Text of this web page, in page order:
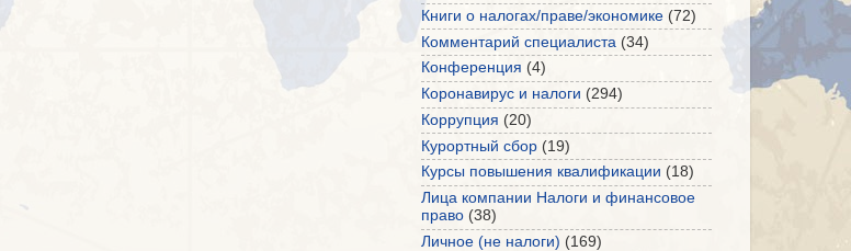
Книги о налогах/праве/экономике (72)
Комментарий специалиста (34)
Конференция (4)
Коронавирус и налоги (294)
Коррупция (20)
Курортный сбор (19)
Курсы повышения квалификации (18)
Лица компании Налоги и финансовое
право (38)
Личное (не налоги) (169)